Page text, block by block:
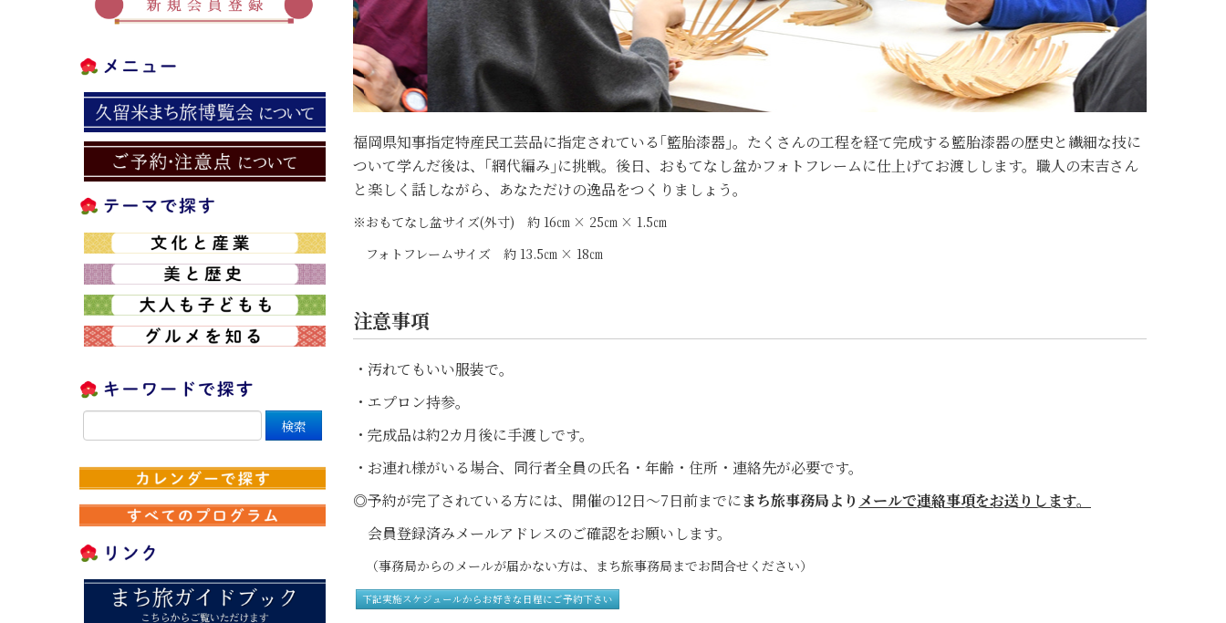
福岡県知事指定特産民工芸品に指定されている｢籃胎漆器｣。たくさんの工程を経て完成する籃胎漆器の歴史と繊細な技に
ついて学んだ後は、｢網代編み｣に挑戦。後日、おもてなし盆かフォトフレームに仕上げてお渡しします。職人の末吉さん
と楽しく話しながら、あなただけの逸品をつくりましょう。
※おもてなし盆サイズ(外寸) 約 16㎝ × 25㎝ × 1.5㎝
フォトフレームサイズ 約 13.5㎝ × 18㎝
注意事項
・汚れてもいい服装で。
・エプロン持参。
・完成品は約2カ月後に手渡しです。
・お連れ様がいる場合、同行者全員の氏名・年齢・住所・連絡先が必要です。
◎予約が完了されている方には、開催の12日～7日前までにまち旅事務局より メールで連絡事項をお送りします。
会員登録済みメールアドレスのご確認をお願いします。
（事務局からのメールが届かない方は、まち旅事務局までお問合せください）
下記実施スケジュールからお好きな日程にご予約下さい